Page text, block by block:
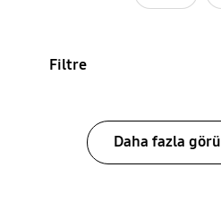
Filtre
Daha fazla